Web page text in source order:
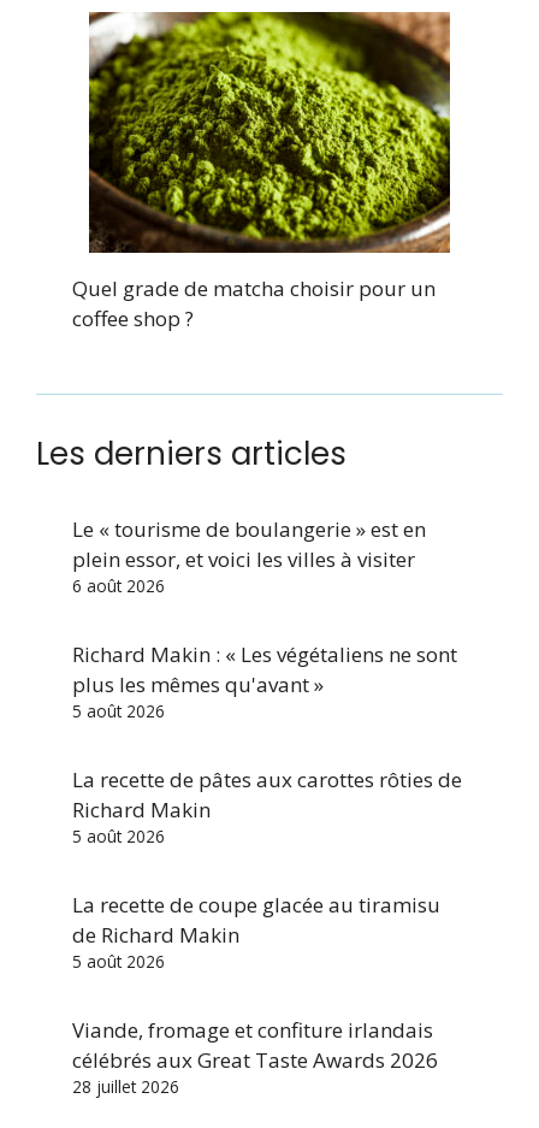
Quel grade de matcha choisir pour un
coffee shop ?
Les derniers articles
Le « tourisme de boulangerie » est en
plein essor, et voici les villes à visiter
6 août 2026
Richard Makin : « Les végétaliens ne sont
plus les mêmes qu'avant »
5 août 2026
La recette de pâtes aux carottes rôties de
Richard Makin
5 août 2026
La recette de coupe glacée au tiramisu
de Richard Makin
5 août 2026
Viande, fromage et confiture irlandais
célébrés aux Great Taste Awards 2026
28 juillet 2026